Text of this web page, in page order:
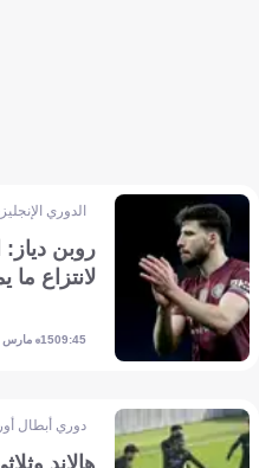
الدوري
روبن
لانتزاع ما
09:4515 مارس 2025
دوري أبطال
هالاند